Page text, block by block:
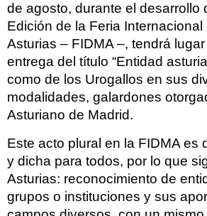
de agosto, durante el desarrollo
Edición de la Feria
Asturias – FIDMA –, tendrá
entrega del título “Entidad
como de los Urogallos en sus
modalidades, galardones
Asturiano de Madrid.
Este acto plural en la FIDMA es
y dicha para todos, por lo que
Asturias: reconocimiento de
grupos o instituciones y sus